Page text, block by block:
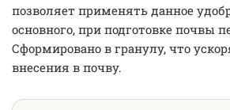
позволяет применять данное
основного, при подготовке почвы
Сформировано в гранулу, что
внесения в почву.